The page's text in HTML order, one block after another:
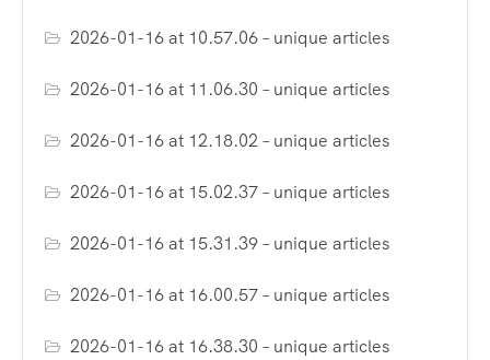
2026-01-16 at 10.57.06 – unique articles
2026-01-16 at 11.06.30 – unique articles
2026-01-16 at 12.18.02 – unique articles
2026-01-16 at 15.02.37 – unique articles
2026-01-16 at 15.31.39 – unique articles
2026-01-16 at 16.00.57 – unique articles
2026-01-16 at 16.38.30 – unique articles